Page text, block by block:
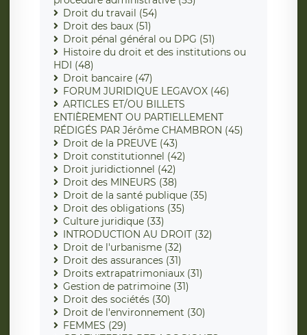
Droit du travail (54)
Droit des baux (51)
Droit pénal général ou DPG (51)
Histoire du droit et des institutions ou
HDI (48)
Droit bancaire (47)
FORUM JURIDIQUE LEGAVOX (46)
ARTICLES ET/OU BILLETS
ENTIÈREMENT OU PARTIELLEMENT
RÉDIGÉS PAR Jérôme CHAMBRON (45)
Droit de la PREUVE (43)
Droit constitutionnel (42)
Droit juridictionnel (42)
Droit des MINEURS (38)
Droit de la santé publique (35)
Droit des obligations (35)
Culture juridique (33)
INTRODUCTION AU DROIT (32)
Droit de l'urbanisme (32)
Droit des assurances (31)
Droits extrapatrimoniaux (31)
Gestion de patrimoine (31)
Droit des sociétés (30)
Droit de l'environnement (30)
FEMMES (29)